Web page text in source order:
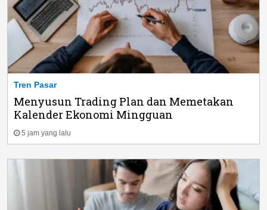
Tren Pasar
Menyusun Trading Plan dan Memetakan
Kalender Ekonomi Mingguan
5 jam yang lalu